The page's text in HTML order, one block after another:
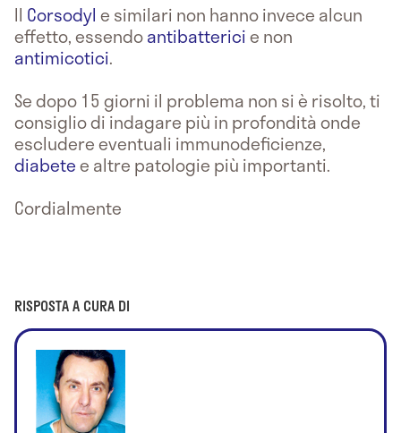
Il Corsodyl e similari non hanno invece alcun
effetto, essendoantibattericie non
antimicotici.
Se dopo 15 giorni il problema non si è risolto, ti
consiglio di indagare più in profondità onde
escludere eventuali immunodeficienze,
diabetee altre patologie più importanti.
Cordialmente
RISPOSTA A CURA DI